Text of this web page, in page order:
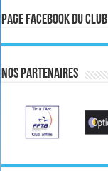
Page Facebook du club
Nos partenaires